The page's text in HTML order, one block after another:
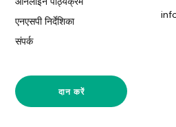
एनएसपी निर्देशिका
संपर्क
दान करें